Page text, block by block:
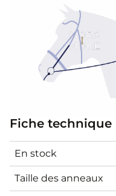
Fiche technique
En stock
Taille des anneaux